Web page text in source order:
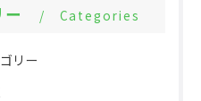
Categories
リー